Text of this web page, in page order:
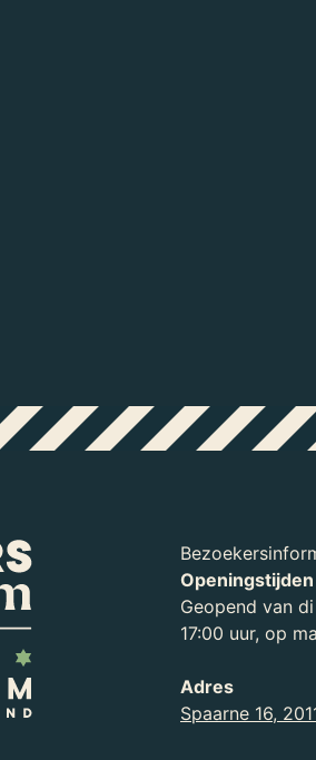
doen
Openingstijden
Geopend van
17:00 uur, op
Adres
Spaarne 16,